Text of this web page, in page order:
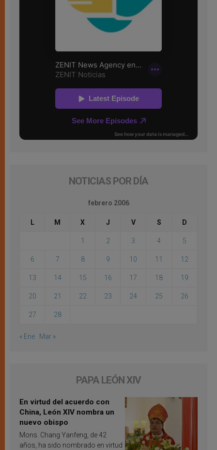
NOTICIAS POR DÍA
febrero 2006
L M X J V S D
1 2 3 4 5
6 7 8 9 10 11 12
13 14 15 16 17 18 19
20 21 22 23 24 25 26
27 28
« Ene Mar »
PAPA LEÓN XIV
En virtud del acuerdo con
China, León XIV nombra un
nuevo obispo
Mons. Chang Yanfeng, de 42
años, ha sido nombrado en virtud